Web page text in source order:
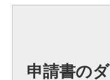
申請書のダ